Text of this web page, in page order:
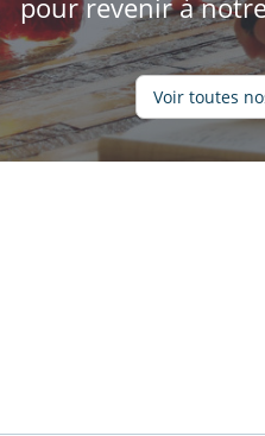
pour revenir à
Voir toutes